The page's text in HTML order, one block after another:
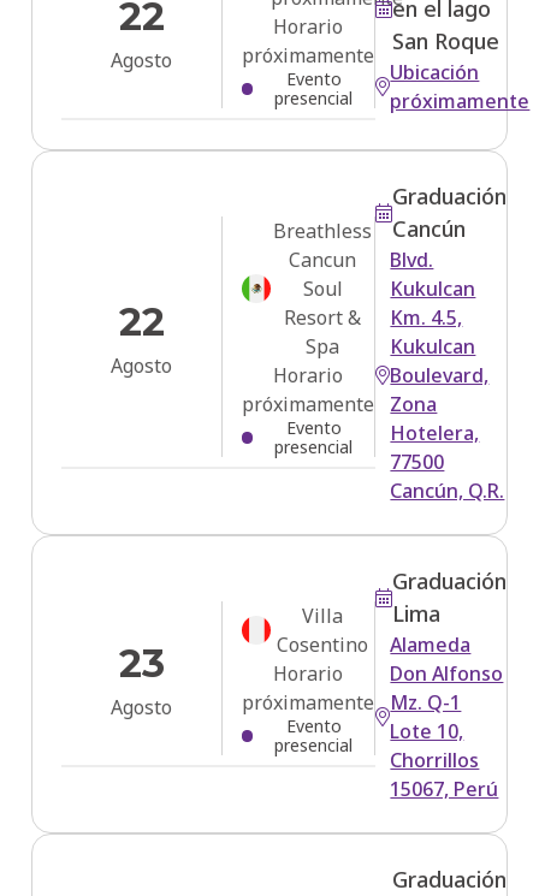
22
Agosto
Horario
próximamente
Evento
presencial
en el lago
San Roque
Ubicación
próximamente
22
Agosto
Breathless
Cancun
Soul
Resort &
Spa
Horario
próximamente
Evento
presencial
Graduación
Cancún
Blvd.
Kukulcan
Km. 4.5,
Kukulcan
Boulevard,
Zona
Hotelera,
77500
Cancún, Q.R.
23
Agosto
Villa
Cosentino
Horario
próximamente
Evento
presencial
Graduación
Lima
Alameda
Don Alfonso
Mz. Q-1
Lote 10,
Chorrillos
15067, Perú
Graduación